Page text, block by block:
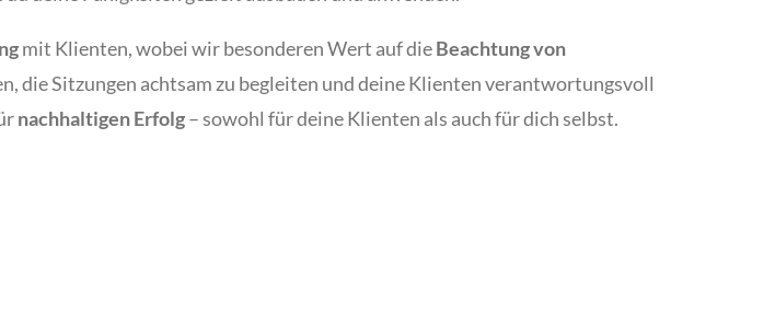
mit Klienten, wobei wir besonderen Wert auf dieBeachtung von
die Sitzungen achtsam zu begleiten und deine Klienten verantwortungsvoll
nachhaltigen Erfolg– sowohl für deine Klienten als auch für dich selbst.